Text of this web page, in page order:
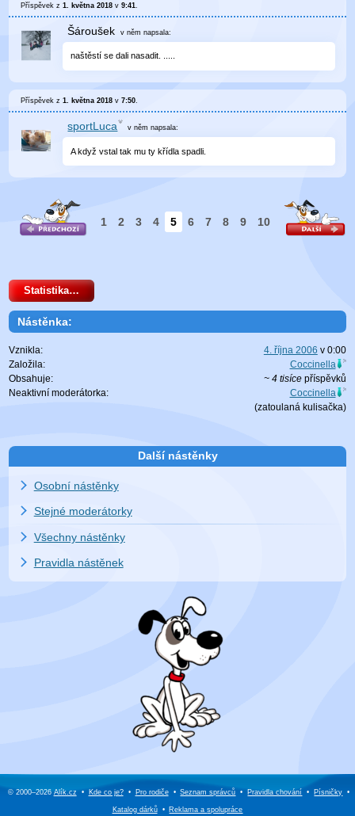
Příspěvek z1. května 2018 v9:41
Šároušek v něm napsala:
naštěstí se dali nasadit. .....
Příspěvek z1. května 2018 v7:50.
sportLuca v něm napsala:
A když vstal tak mu ty křídla spadli.
1 2 3 4 5 6 7 8 9 10
Statistika…
Nástěnka:
Vznikla: 4. října 2006 v 0:00
Založila:
Coccinella
Obsahuje:
~ 4 tisícepříspěvků
Neaktivní moderátorka:
Coccinella
(zatoulaná kulisačka)
Další nástěnky
Osobní nástěnky
Stejné moderátorky
Všechny nástěnky
Pravidla nástěnek
© 2000–2026Alík.cz • Kde co je? • Pro rodiče • Seznam správců • Pravidla chování • Písničky •
Katalog dárků • Reklama aspolupráce